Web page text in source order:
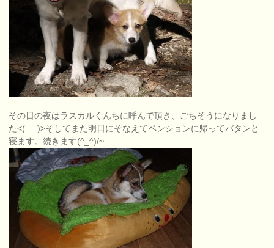
その日の夜はラスカルくんちに呼んで頂き、ごちそうになりまし
た<(_ _)>そしてまた明日にそなえてペンションに帰ってバタンと
寝ます。続きます(^_^)/~